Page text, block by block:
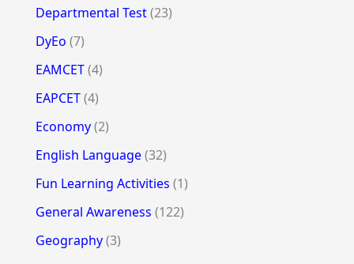
Departmental Test(23)
DyEo (7)
EAMCET(4)
EAPCET(4)
Economy(2)
English Language(32)
Fun Learning Activities (1)
General Awareness (122)
Geography(3)